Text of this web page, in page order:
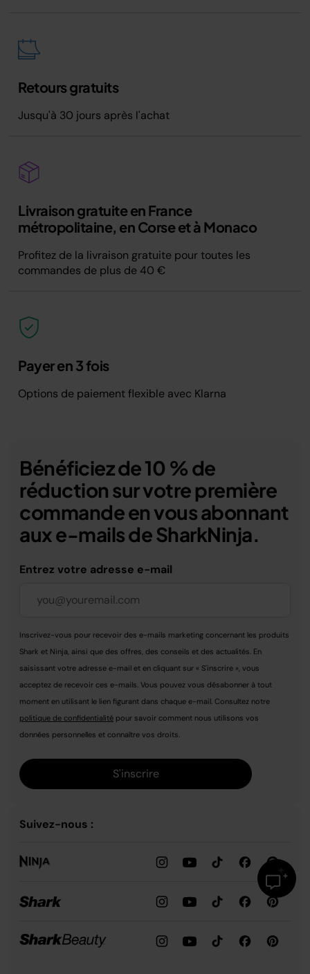
Retours gratuits
Jusqu'à 30 jours après l'achat
Livraison gratuite en France
métropolitaine, en Corse et à Monaco
Profitez de la livraison gratuite pour toutes les
commandes de plus de 40 €
Payer en 3 fois
Options de paiement flexible avec Klarna
Bénéficiez de 10 % de
réduction sur votre première
commande en vous abonnant
aux e-mails de SharkNinja.
Entrez votre adresse e-mail
Inscrivez-vous pour recevoir des e-mails marketing concernant les produits
Shark et Ninja, ainsi que des offres, des conseils et des actualités. En
saisissant votre adresse e-mail et en cliquant sur « S'inscrire », vous
acceptez de recevoir ces e-mails. Vous pouvez vous désabonner à tout
moment en utilisant le lien figurant dans chaque e-mail. Consultez notre
politique de confidentialité pour savoir comment nous utilisons vos
données personnelles et connaître vos droits.
S'inscrire
Suivez-nous :